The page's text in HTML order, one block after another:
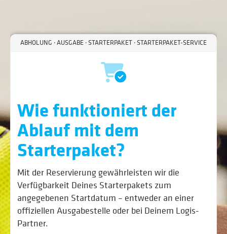
ABHOLUNG · AUSGABE · STARTERPAKET · STARTERPAKET-SERVICE
Wie funktioniert der
Ablauf mit dem
Starterpaket?
Mit der Reservierung gewährleisten wir die
Verfügbarkeit Deines Starterpakets zum
angegebenen Startdatum – entweder an einer
offiziellen Ausgabestelle oder bei Deinem Logis-
Partner.